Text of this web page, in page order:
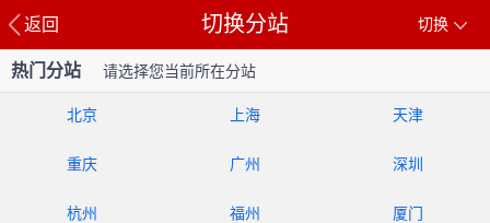
返回 切换
切换分站
热门分站 请选择您当前所在分站
北京 上海 天津
重庆 广州 深圳
杭州 福州 厦门